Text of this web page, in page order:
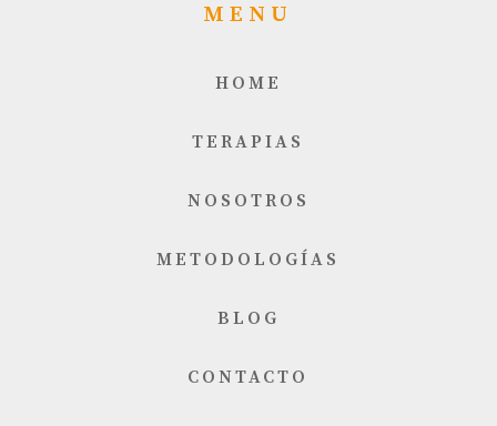
MENU
HOME
TERAPIAS
NOSOTROS
METODOLOGÍAS
BLOG
CONTACTO